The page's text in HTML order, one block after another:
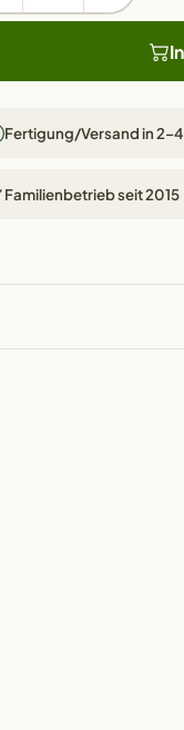
Fertigung/Versand in 2–4
Familienbetrieb seit 2015